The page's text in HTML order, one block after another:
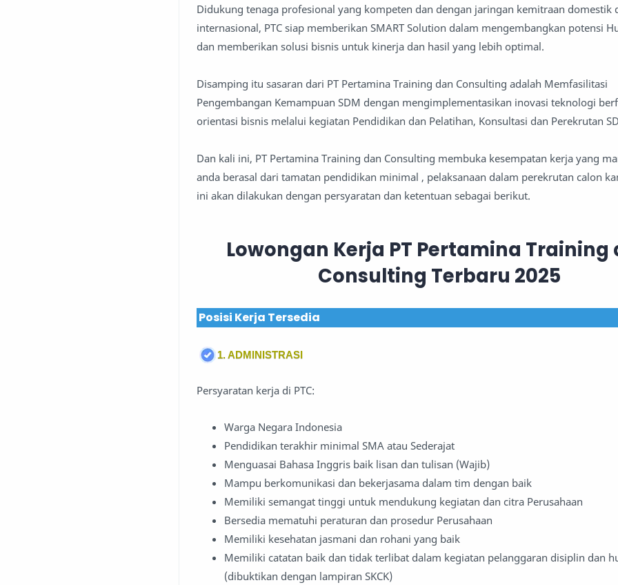
Didukung tenaga profesional yang kompeten dan dengan jaringan kemitraan domestik
internasional, PTC siap memberikan SMART Solution dalam mengembangkan potensi
dan memberikan solusi bisnis untuk kinerja dan hasil yang lebih optimal.
Disamping itu sasaran dari PT Pertamina Training dan Consulting adalah Memfasilitasi
Pengembangan Kemampuan SDM dengan mengimplementasikan inovasi teknologi
orientasi bisnis melalui kegiatan Pendidikan dan Pelatihan, Konsultasi dan Perekrutan
Dan kali ini, PT Pertamina Training dan Consulting membuka kesempatan kerja yang
anda berasal dari tamatan pendidikan minimal , pelaksanaan dalam perekrutan calon
ini akan dilakukan dengan persyaratan dan ketentuan sebagai berikut.
Lowongan Kerja PT Pertamina Training
Consulting Terbaru 2025
Posisi Kerja Tersedia
1. ADMINISTRASI
Persyaratan kerja di PTC:
Warga Negara Indonesia
Pendidikan terakhir minimal SMA atau Sederajat
Menguasai Bahasa Inggris baik lisan dan tulisan (Wajib)
Mampu berkomunikasi dan bekerjasama dalam tim dengan baik
Memiliki semangat tinggi untuk mendukung kegiatan dan citra Perusahaan
Bersedia mematuhi peraturan dan prosedur Perusahaan
Memiliki kesehatan jasmani dan rohani yang baik
Memiliki catatan baik dan tidak terlibat dalam kegiatan pelanggaran disiplin dan
(dibuktikan dengan lampiran SKCK)